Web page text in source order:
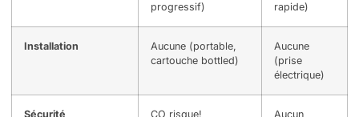
progressif)
rapide)
Installation
Aucune (portable,
cartouche bottled)
Aucune
(prise
électrique)
Sécurité
CO risque!
Aucun